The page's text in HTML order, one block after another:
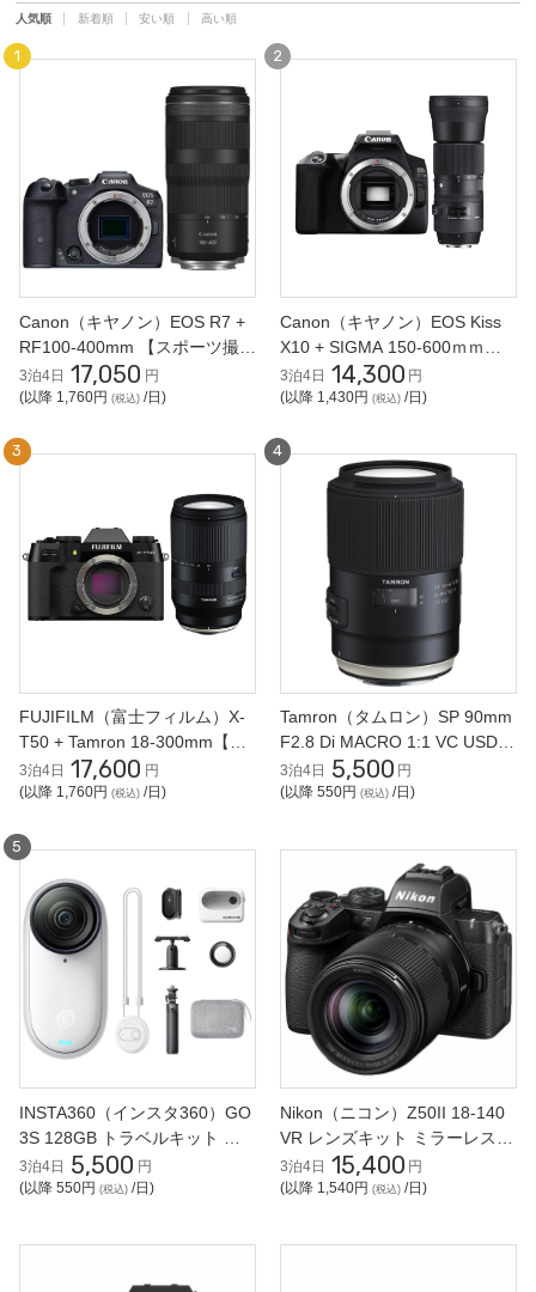
人気順 新着順 安い順 高い順
Canon（キヤノン）EOS R7 +
RF100-400mm 【スポーツ撮影
セット】ミラーレス一眼
3泊4日 17,050 円
(以降 1,760円 (税込) /日)
Canon（キヤノン）EOS Kiss
X10 + SIGMA 150-600ｍｍ
【スポーツ撮影セット】
3泊4日 14,300 円
(以降 1,430円 (税込)/日)
FUJIFILM（富士フィルム）X-
T50 + Tamron 18-300mm【近
くも遠くも撮影セット】ミラー
レス一眼
3泊4日 17,600 円
(以降 1,760円 (税込) /日)
Tamron（タムロン）SP 90mm
F2.8 Di MACRO 1:1 VC USD
F017 EFマウント用 単焦点レ
ンズ
3泊4日 5,500 円
(以降 550円 (税込)/日)
INSTA360（インスタ360）GO
3S 128GB トラベルキット ア
クションカメラ
3泊4日 5,500 円
(以降 550円 (税込) /日)
Nikon（ニコン）Z50II 18-140
VR レンズキット ミラーレス一
眼
3泊4日 15,400 円
(以降 1,540円 (税込)/日)